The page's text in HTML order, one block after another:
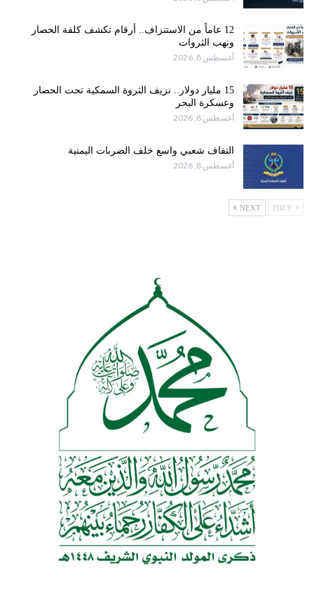
12 عاماً من الاستنزاف.. أرقام تكشف كلفة الحصار
ونهب الثروات
أغسطس 8, 2026
15 مليار دولار.. نزيف الثروة السمكية تحت الحصار
وعسكرة البحر
أغسطس 8, 2026
التفاف شعبي واسع خلف الضربات اليمنية
أغسطس 8, 2026
NEXT